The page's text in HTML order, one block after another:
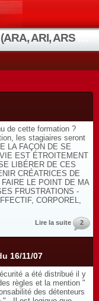
de cette formation ?
les stagiaires seront
LA FAÇON DE SE
EST ÉTROITEMENT
LIBÉRER DE CES
CRÉATRICES DE
LE POINT DE MA
FRUSTRATIONS -
CORPOREL,
Lire la suite 2
16/11/07
a été distribué il y
règles et la mention "
des détenteurs